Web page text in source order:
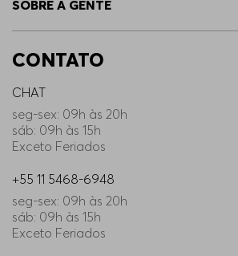
SOBRE A GENTE
CONTATO
CHAT
seg-sex: 09h às 20h
sáb: 09h às 15h
Exceto Feriados
+55 11 5468-6948
seg-sex: 09h às 20h
sáb: 09h às 15h
Exceto Feriados